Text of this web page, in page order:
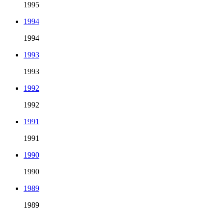
1995
1994
1994
1993
1993
1992
1992
1991
1991
1990
1990
1989
1989